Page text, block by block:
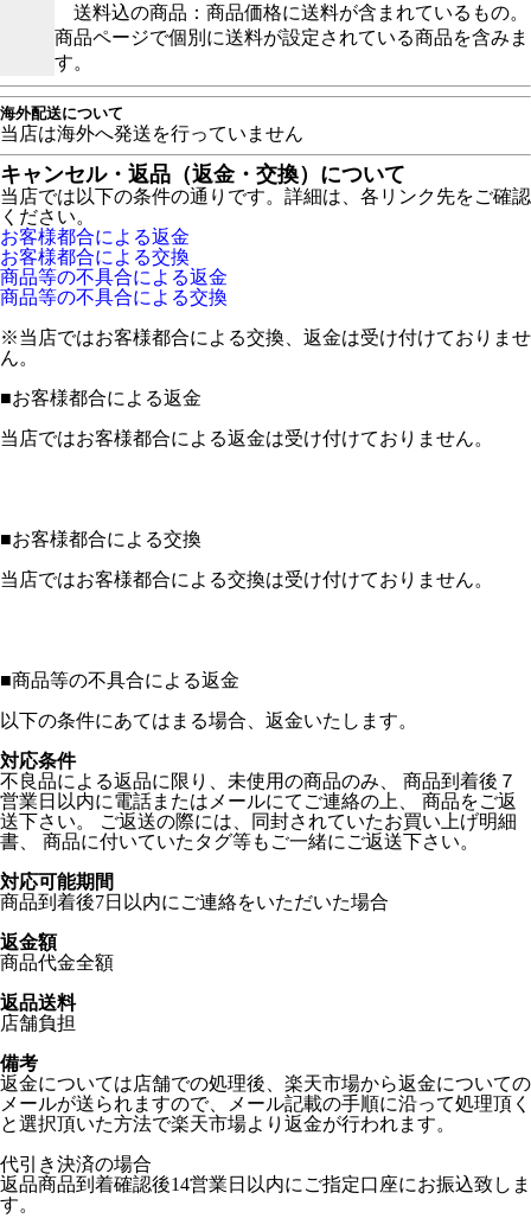
送料込の商品：商品価格に送料が含まれているもの。
商品ページで個別に送料が設定されている商品を含みま
す。
海外配送について
当店は海外へ発送を行っていません
キャンセル・返品（返金・交換）について
当店では以下の条件の通りです。詳細は、各リンク先をご確認
ください。
お客様都合による返金
お客様都合による交換
商品等の不具合による返金
商品等の不具合による交換
※当店ではお客様都合による交換、返金は受け付けておりませ
ん。
■お客様都合による返金
当店ではお客様都合による返金は受け付けておりません。
■お客様都合による交換
当店ではお客様都合による交換は受け付けておりません。
■商品等の不具合による返金
以下の条件にあてはまる場合、返金いたします。
対応条件
不良品による返品に限り、未使用の商品のみ、 商品到着後７
営業日以内に電話またはメールにてご連絡の上、 商品をご返
送下さい。 ご返送の際には、同封されていたお買い上げ明細
書、 商品に付いていたタグ等もご一緒にご返送下さい。
対応可能期間
商品到着後7日以内にご連絡をいただいた場合
返金額
商品代金全額
返品送料
店舗負担
備考
返金については店舗での処理後、楽天市場から返金についての
メールが送られますので、メール記載の手順に沿って処理頂く
と選択頂いた方法で楽天市場より返金が行われます。
代引き決済の場合
返品商品到着確認後14営業日以内にご指定口座にお振込致しま
す。